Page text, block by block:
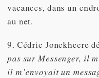
vacances, dans un
au net.
9. Cédric Jonckheere
pas sur Messenger, il
il m’envoyait un